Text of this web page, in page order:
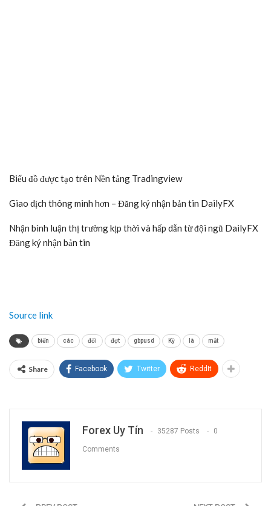
Biểu đồ được tạo trên Nền tảng Tradingview
Giao dịch thông minh hơn – Đăng ký nhận bản tin DailyFX
Nhận bình luận thị trường kịp thời và hấp dẫn từ đội ngũ DailyFX
Đăng ký nhận bản tin
Source link
biến các đối đợt gbpusd Kỳ là mắt
Share Facebook Twitter ReddIt
Forex Uy Tín 35287 Posts 0
Comments